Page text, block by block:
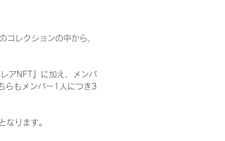
レクションの中から、
アNFT』に加え、メンバ
らもメンバー1人につき3
なります。